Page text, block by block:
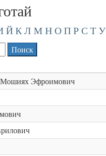
Й К Л М Н О П Р С Т У
Эфроимович